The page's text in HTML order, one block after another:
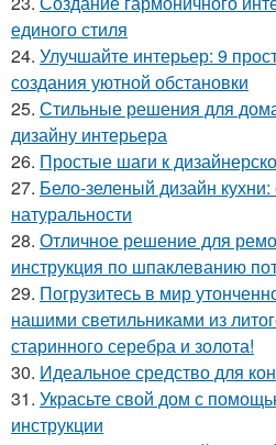
единого стиля
24. Улучшайте интерьер: 9
создания уютной обстановки
25. Стильные решения для
дизайну интерьера
26. Простые шаги к
27. Бело-зеленый дизайн
натуральности
28. Отличное решение для
инструкция по шпаклеванию
29. Погрузитесь в мир
нашими светильниками из
старинного серебра и золота!
30. Идеальное средство для
31. Украсьте свой дом с
инструкции